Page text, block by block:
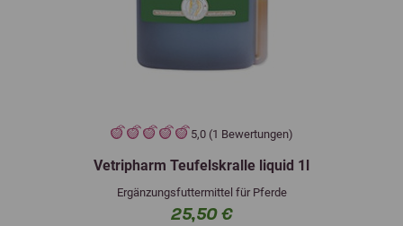
5,0 (1 Bewertungen)
Vetripharm Teufelskralle liquid 1l
Ergänzungsfuttermittel für Pferde
25,50 €